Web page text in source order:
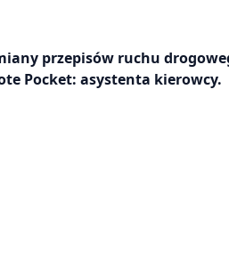
przepisów ruchu
Pocket: asystenta kierowcy.